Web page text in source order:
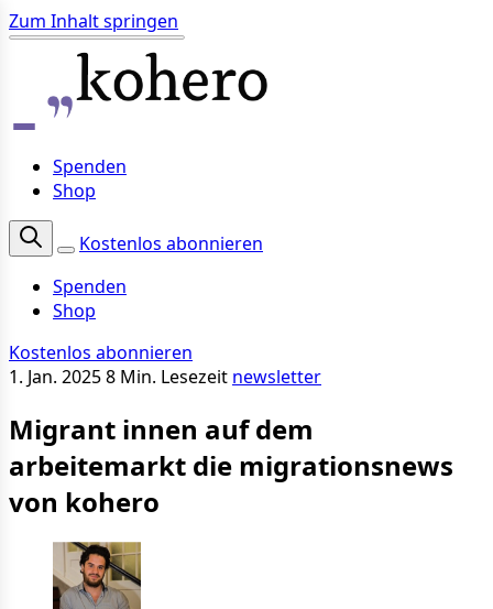
Zum Inhalt springen
Spenden
Shop
Kostenlos abonnieren
Spenden
Shop
Kostenlos abonnieren
1. Jan. 20258 Min. Lesezeit newsletter
Migrant innen auf dem
arbeitemarkt die migrationsnews
von kohero